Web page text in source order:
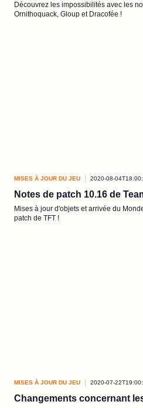
Découvrez les impossibilités avec les
Ornithoquack, Gloup et Dracofée !
MISES À JOUR DU JEU 2020-08-
Notes de patch 10.16 de
Mises à jour d'objets et arrivée du
patch de TFT !
MISES À JOUR DU JEU 2020-07-
Changements concernant